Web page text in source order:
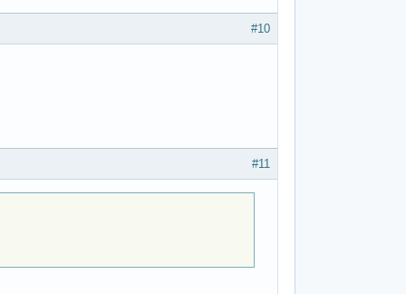
#10
#11